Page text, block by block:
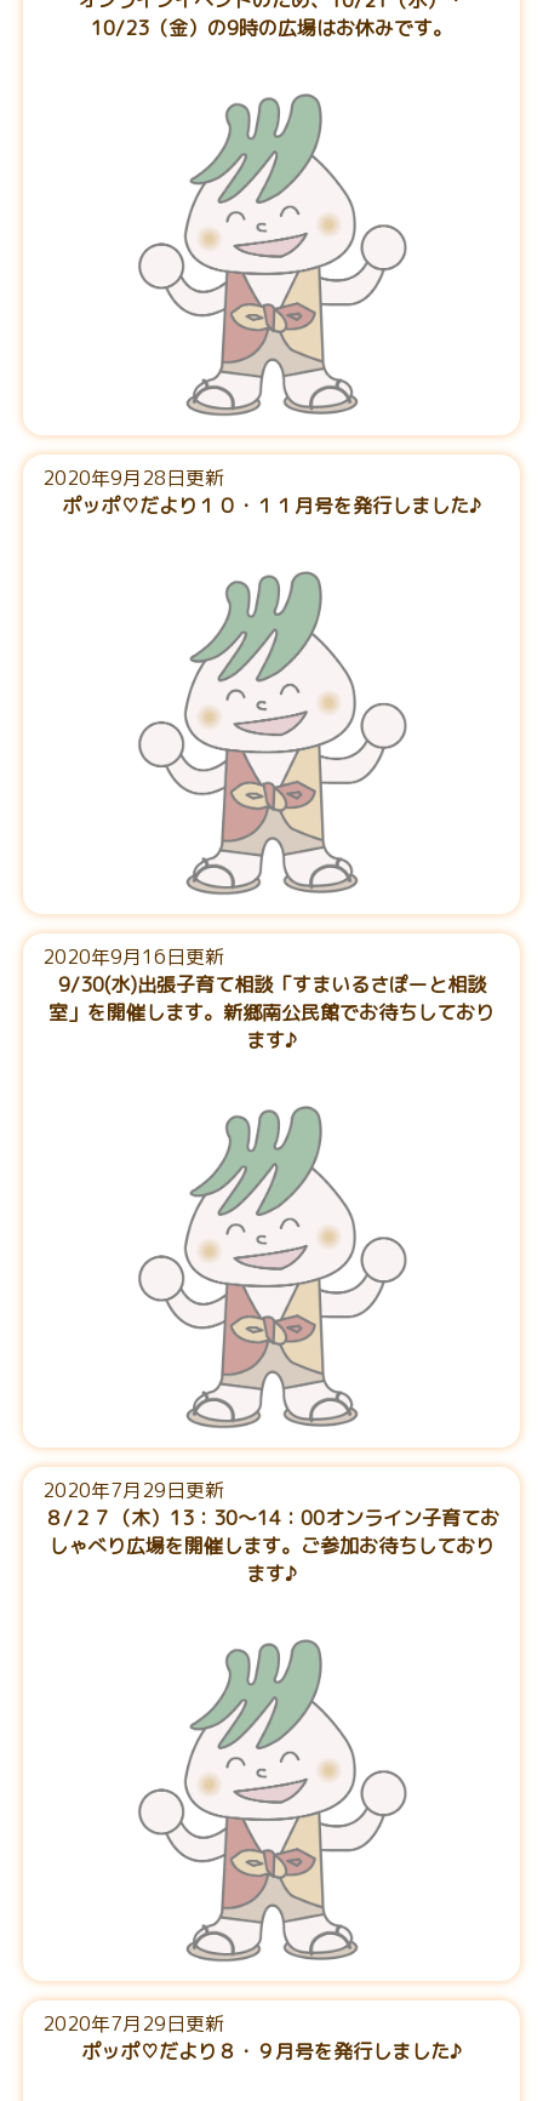
10/23（金）の9時の広場はお休みです。
2020年9月28日更新
ポッポ♡だより１０・１１月号を発行しました♪
2020年9月16日更新
9/30(水)出張子育て相談「すまいるさぽーと相談
室」を開催します。新郷南公民館でお待ちしており
ます♪
2020年7月29日更新
８/２７（木）13：30～14：00オンライン子育てお
しゃべり広場を開催します。ご参加お待ちしており
ます♪
2020年7月29日更新
ポッポ♡だより８・９月号を発行しました♪